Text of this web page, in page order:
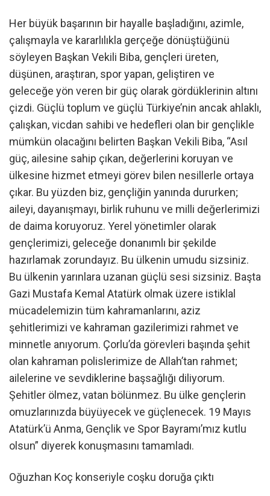
Her büyük başarının bir hayalle başladığını, azimle,
çalışmayla ve kararlılıkla gerçeğe dönüştüğünü
söyleyen Başkan Vekili Biba, gençleri üreten,
düşünen, araştıran, spor yapan, geliştiren ve
geleceğe yön veren bir güç olarak gördüklerinin altını
çizdi. Güçlü toplum ve güçlü Türkiye’nin ancak ahlaklı,
çalışkan, vicdan sahibi ve hedefleri olan bir gençlikle
mümkün olacağını belirten Başkan Vekili Biba, “Asıl
güç, ailesine sahip çıkan, değerlerini koruyan ve
ülkesine hizmet etmeyi görev bilen nesillerle ortaya
çıkar. Bu yüzden biz, gençliğin yanında dururken;
aileyi, dayanışmayı, birlik ruhunu ve milli değerlerimizi
de daima koruyoruz. Yerel yönetimler olarak
gençlerimizi, geleceğe donanımlı bir şekilde
hazırlamak zorundayız. Bu ülkenin umudu sizsiniz.
Bu ülkenin yarınlara uzanan güçlü sesi sizsiniz. Başta
Gazi Mustafa Kemal Atatürk olmak üzere istiklal
mücadelemizin tüm kahramanlarını, aziz
şehitlerimizi ve kahraman gazilerimizi rahmet ve
minnetle anıyorum. Çorlu’da görevleri başında şehit
olan kahraman polislerimize de Allah’tan rahmet;
ailelerine ve sevdiklerine başsağlığı diliyorum.
Şehitler ölmez, vatan bölünmez. Bu ülke gençlerin
omuzlarınızda büyüyecek ve güçlenecek. 19 Mayıs
Atatürk’ü Anma, Gençlik ve Spor Bayramı’mız kutlu
olsun” diyerek konuşmasını tamamladı.
Oğuzhan Koç konseriyle coşku doruğa çıktı